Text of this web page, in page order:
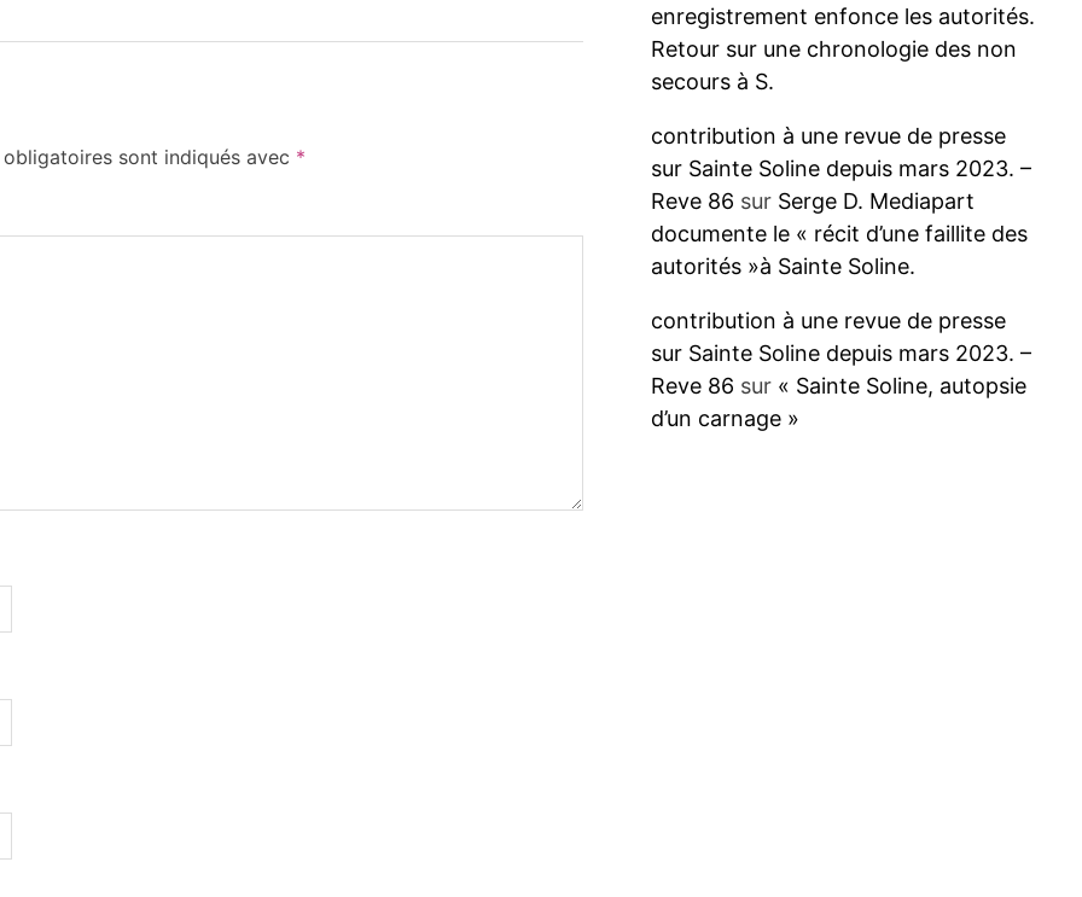
obligatoires sont indiqués avec *
enregistrement enfonce les autorités.
Retour sur une chronologie des non
secours à S.
contribution à une revue de presse
sur Sainte Soline depuis mars 2023. –
Reve 86 sur Serge D. Mediapart
documente le « récit d’une faillite des
autorités »à Sainte Soline.
contribution à une revue de presse
sur Sainte Soline depuis mars 2023. –
Reve 86 sur « Sainte Soline, autopsie
d’un carnage »